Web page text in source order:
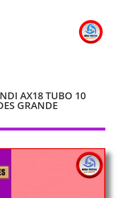
AX18 TUBO 10
GRANDE